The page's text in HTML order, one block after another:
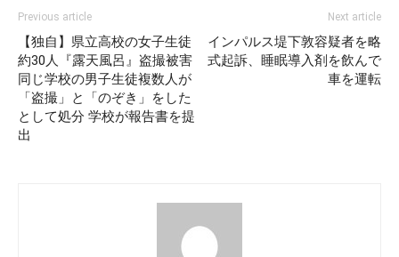
Previous article
【独自】県立高校の女子生徒
約30人『露天風呂』盗撮被害
同じ学校の男子生徒複数人が
「盗撮」と「のぞき」をした
として処分 学校が報告書を提
出
Next article
インパルス堤下敦容疑者を略
式起訴、睡眠導入剤を飲んで
車を運転